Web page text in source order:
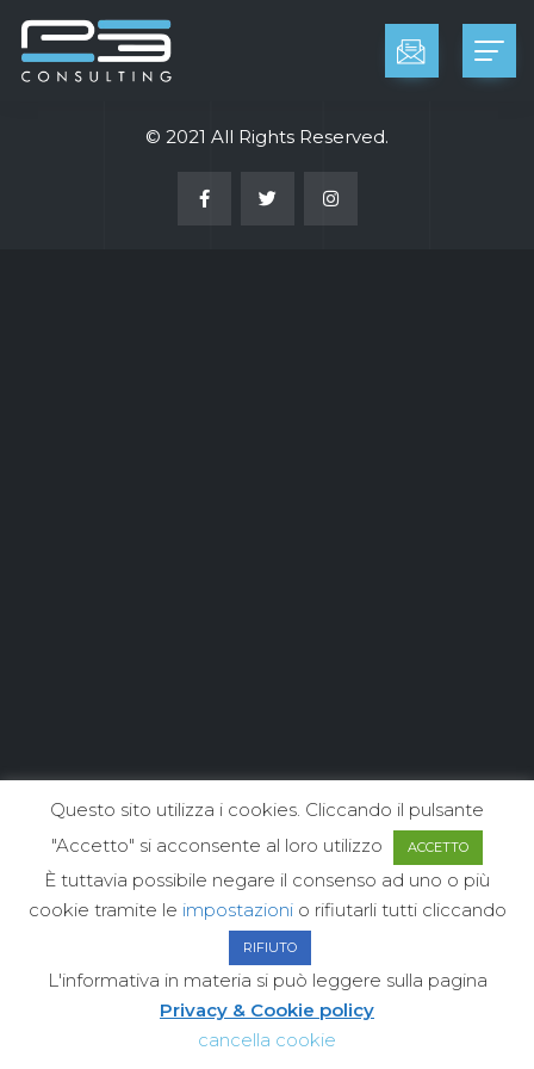
© 2021 All Rights Reserved.
Questo sito utilizza i cookies. Cliccando il pulsante
"Accetto" si acconsente al loro utilizzo
ACCETTO
È tuttavia possibile negare il consenso ad uno o più
cookie tramite le impostazionio rifiutarli tutti cliccando
RIFIUTO
L'informativa in materia si può leggere sulla pagina
Privacy & Cookie policy
cancella cookie